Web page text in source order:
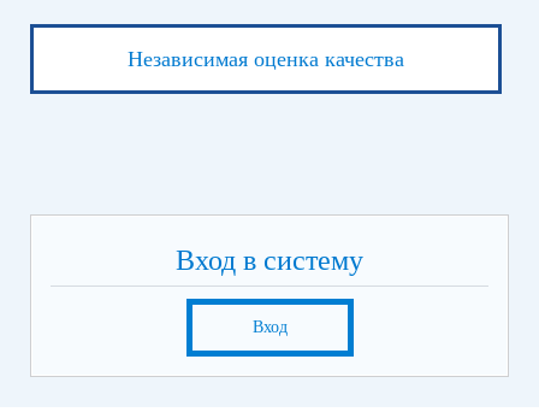
Независимая оценка качества
Вход в систему
Вход